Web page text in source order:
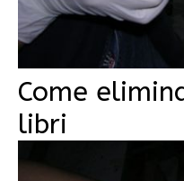
Come
libri